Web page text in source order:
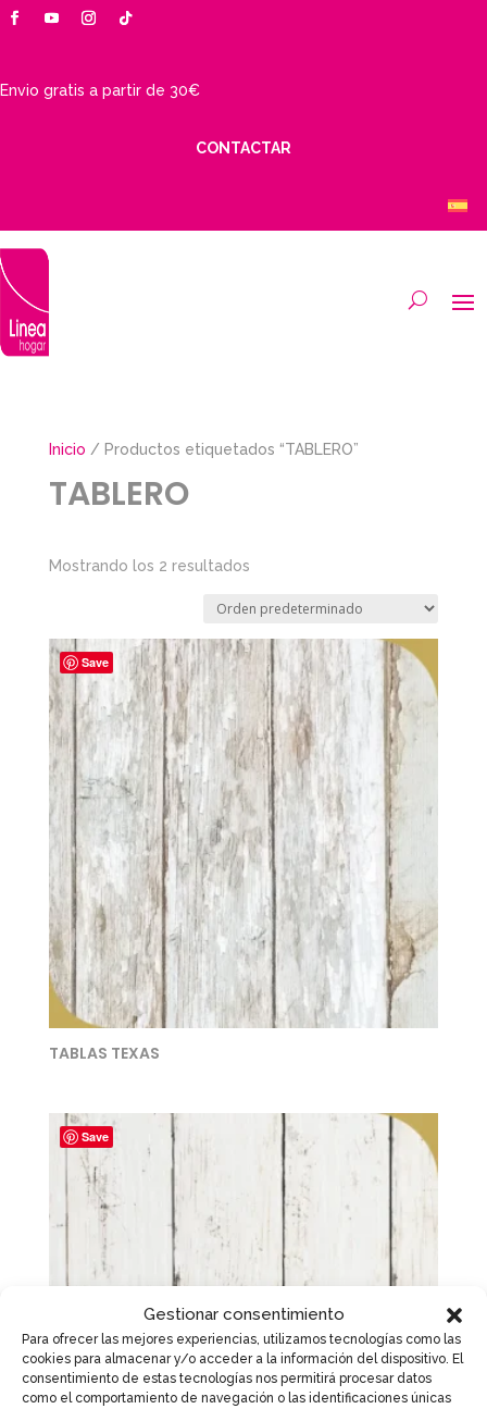
Gestionar consentimiento
Para ofrecer las mejores experiencias, utilizamos tecnologías como las
cookies para almacenar y/o acceder a la información del dispositivo. El
consentimiento de estas tecnologías nos permitirá procesar datos
como el comportamiento de navegación o las identificaciones únicas
Envio gratis a partir de 30€
CONTACTAR
Inicio / Productos etiquetados “TABLERO”
TABLERO
Mostrando los 2 resultados
Save
TABLAS TEXAS
Save